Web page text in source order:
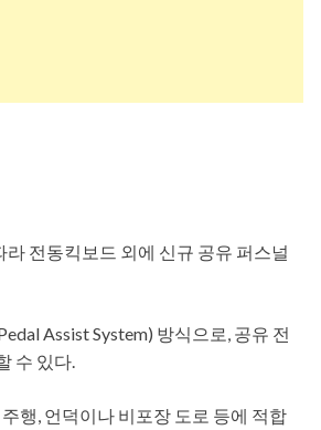
전동킥보드 외에 신규 공유 퍼스널
Assist System) 방식으로, 공유 전
수 있다.
행, 언덕이나 비포장 도로 등에 적합